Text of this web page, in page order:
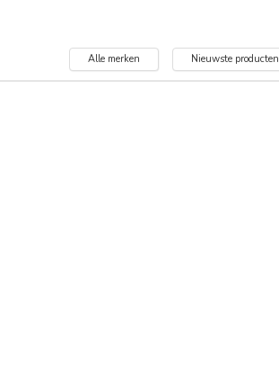
Alle merken Nieuwste producten